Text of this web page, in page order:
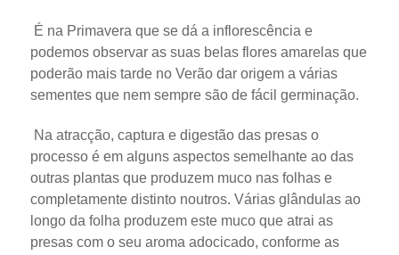
É na Primavera que se dá a inflorescência e
podemos observar as suas belas flores amarelas que
poderão mais tarde no Verão dar origem a várias
sementes que nem sempre são de fácil germinação.
Na atracção, captura e digestão das presas o
processo é em alguns aspectos semelhante ao das
outras plantas que produzem muco nas folhas e
completamente distinto noutros. Várias glândulas ao
longo da folha produzem este muco que atrai as
presas com o seu aroma adocicado, conforme as